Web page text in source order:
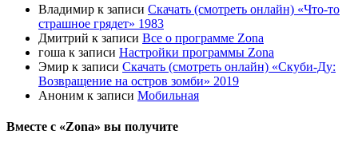
Владимир к записи Скачать (смотреть онлайн) «Что-то
страшное грядет» 1983
Дмитрий к записи Все о программе Zona
гоша к записи Настройки программы Zona
Эмир к записи Скачать (смотреть онлайн) «Скуби-Ду:
Возвращение на остров зомби» 2019
Аноним к записи Мобильная
Вместе с «Zona» вы получите